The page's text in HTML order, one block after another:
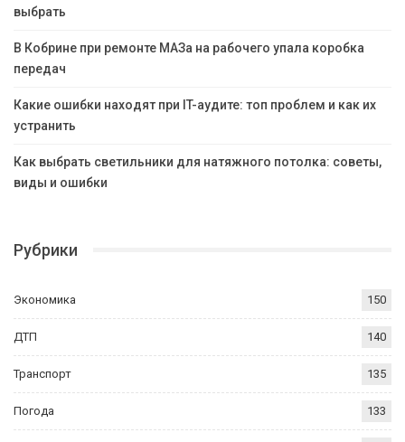
выбрать
В Кобрине при ремонте МАЗа на рабочего упала коробка
передач
Какие ошибки находят при IT-аудите: топ проблем и как их
устранить
Как выбрать светильники для натяжного потолка: советы,
виды и ошибки
Рубрики
Экономика 150
ДТП 140
Транспорт 135
Погода 133